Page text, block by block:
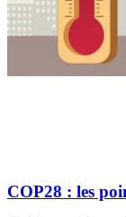
COP28 : les